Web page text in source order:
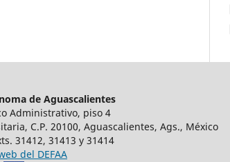
de Aguascalientes
Administrativo, piso 4
C.P. 20100, Aguascalientes, Ags., México
31412, 31413 y 31414
del DEFAA